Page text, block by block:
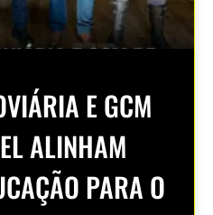
E GCM
ALINHAM
PARA O